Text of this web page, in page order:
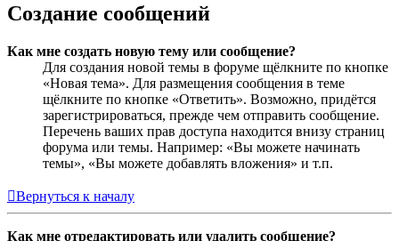
Создание сообщений
Как мне создать новую тему или сообщение?
Для создания новой темы в форуме щёлкните по кнопке
«Новая тема». Для размещения сообщения в теме
щёлкните по кнопке «Ответить». Возможно, придётся
зарегистрироваться, прежде чем отправить сообщение.
Перечень ваших прав доступа находится внизу страниц
форума или темы. Например: «Вы можете начинать
темы», «Вы можете добавлять вложения» и т.п.
Вернуться к началу
Как мне отредактировать или удалить сообщение?